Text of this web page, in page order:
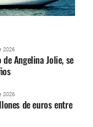
2026
Angelina Jolie, se
2026
de euros entre